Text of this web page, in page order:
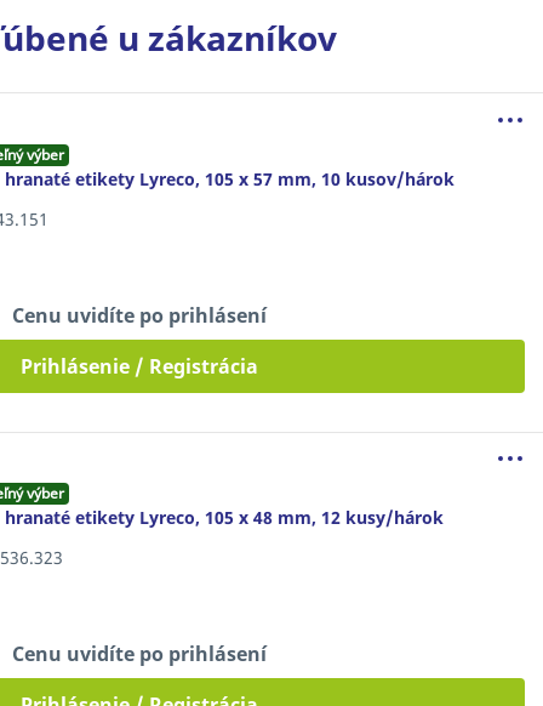
u zákazníkov
výber
hranaté etikety Lyreco, 105 x 57 mm, 10 kusov/hárok
Cenu uvidíte po prihlásení
Prihlásenie / Registrácia
výber
hranaté etikety Lyreco, 105 x 48 mm, 12 kusy/hárok
Cenu uvidíte po prihlásení